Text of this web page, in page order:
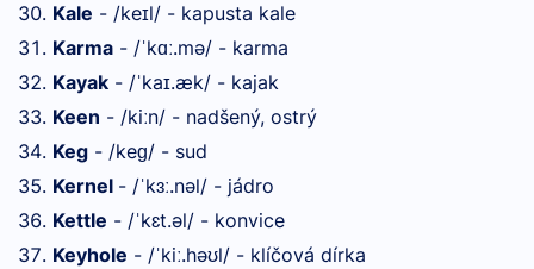
Kale - /keɪl/ - kapusta kale
Karma - /ˈkɑː.mə/ - karma
Kayak - /ˈkaɪ.æk/ - kajak
Keen - /kiːn/ - nadšený, ostrý
Keg - /keɡ/ - sud
Kernel - /ˈkɜː.nəl/ - jádro
Kettle - /ˈkɛt.əl/ - konvice
Keyhole - /ˈkiː.həʊl/ - klíčová dírka